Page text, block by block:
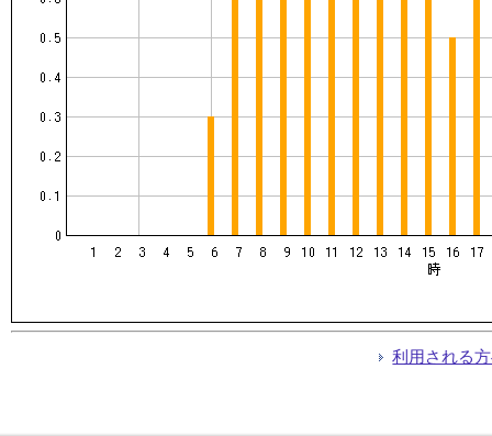
利用される